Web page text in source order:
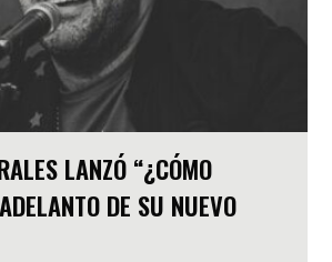
LANZÓ “¿CÓMO
DE SU NUEVO